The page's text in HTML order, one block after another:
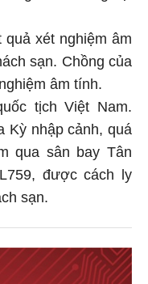
quả xét nghiệm âm
sạn. Chồng của
âm tính.
tịch Việt Nam.
Kỳ nhập cảnh, quá
qua sân bay Tân
được cách ly
sạn.